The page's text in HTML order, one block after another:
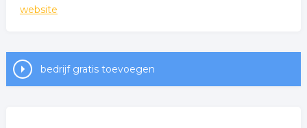
website
bedrijf gratis toevoegen